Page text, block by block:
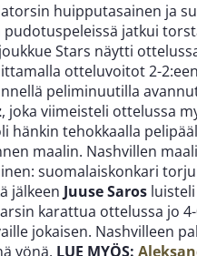
huipputasainen ja
jatkui
Stars näytti
otteluvoitot 2-
peliminuutilla
, joka viimeisteli ottelussa
hänkin tehokkaalla
maalin. Nashvillen
suomalaiskonkari
jälkeen Juuse Saros
karattua ottelussa jo
jokaisen. Nashvilleen
yönä. LUE MYÖS: